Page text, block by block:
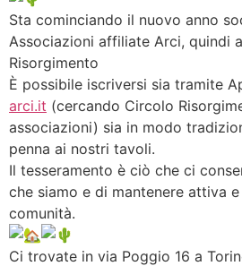
Sta cominciando il nuovo anno
Associazioni affiliate Arci, quindi
Risorgimento
È possibile iscriversi sia tramite
arci.it (cercando Circolo
associazioni) sia in modo
penna ai nostri tavoli.
Il tesseramento è ciò che ci
che siamo e di mantenere attiva
comunità.
Ci trovate in via Poggio 16 a